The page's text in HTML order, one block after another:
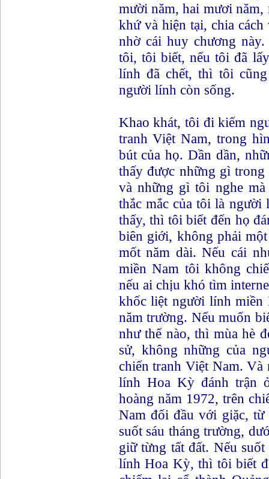
mười năm, hai mươi năm,
khứ và hiện tại, chia
nhờ cái huy chương
tôi, tôi biết, nếu tôi đã
lính đã chết, thì tôi
người lính còn sống.
Khao khát, tôi đi kiếm
tranh Việt Nam, trong
bút của họ. Dần dần,
thấy được những gì
và những gì tôi nghe
thắc mắc của tôi là
thấy, thì tôi biết đến họ
biên giới, không phải
mốt năm dài. Nếu cái
miền Nam tôi không
nếu ai chịu khó tìm
khốc liệt người lính miền
năm trường. Nếu muốn
như thế nào, thì mùa hè
sử, không những của
chiến tranh Việt Nam.
lính Hoa Kỳ đánh trận
hoàng năm 1972, trên
Nam đối đầu với giặc, từ
suốt sáu tháng trường,
giữ từng tất đất. Nếu
lính Hoa Kỳ, thì tôi biết